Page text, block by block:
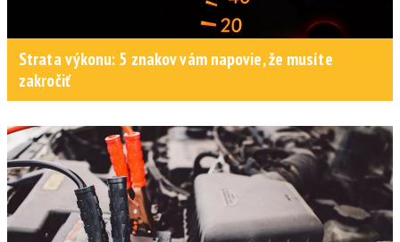
Strata výkonu: 5 znakov vám napovie, že musíte
zakročiť